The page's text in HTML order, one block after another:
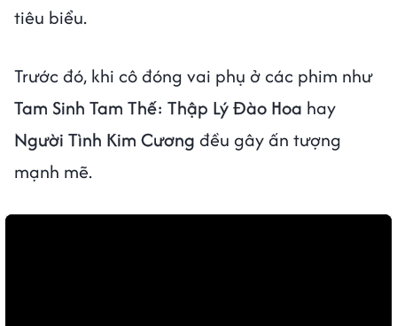
tiêu biểu.
Trước đó, khi cô đóng vai phụ ở các phim như
Tam Sinh Tam Thế: Thập Lý Đào Hoa hay
Người Tình Kim Cương đều gây ấn tượng
mạnh mẽ.